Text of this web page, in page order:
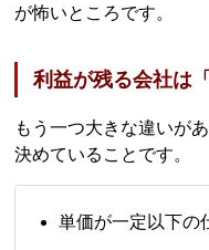
が怖いところです。
利益が残る会社は
もう一つ大きな違いが
決めていることです。
単価が一定以下の